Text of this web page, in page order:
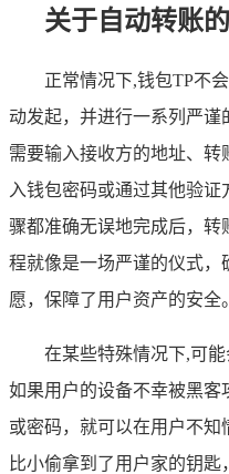
关于自动转账
正常情况下,钱包TP不
动发起，并进行一系列严谨
需要输入接收方的地址、
入钱包密码或通过其他验
骤都准确无误地完成后，
程就像是一场严谨的仪式，
愿，保障了用户资产的安全。
在某些特殊情况下,可能
如果用户的设备不幸被黑客
或密码，就可以在用户不
比小偷拿到了用户家的钥